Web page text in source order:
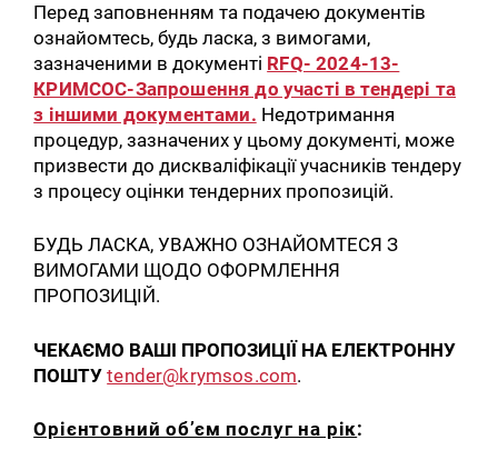
Перед заповненням та подачею документів
ознайомтесь, будь ласка, з вимогами,
зазначеними в документі RFQ- 2024-13-
КРИМСОС-Запрошення до участі в тендері та
з іншими документами. Недотримання
процедур, зазначених у цьому документі, може
призвести до дискваліфікації учасників тендеру
з процесу оцінки тендерних пропозицій.
БУДЬ ЛАСКА, УВАЖНО ОЗНАЙОМТЕСЯ З
ВИМОГАМИ ЩОДО ОФОРМЛЕННЯ
ПРОПОЗИЦІЙ.
ЧЕКАЄМО ВАШІ ПРОПОЗИЦІЇ НА ЕЛЕКТРОННУ
ПОШТУ tender@krymsos.com.
Орієнтовний об’єм послуг на рік: